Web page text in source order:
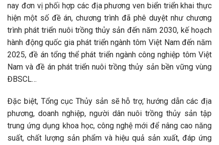
nay đơn vị phối hợp các địa phương ven biển triển khai thực
hiện một số đề án, chương trình đã phê duyệt như chương
trình phát triển nuôi trồng thủy sản đến năm 2030, kế hoạch
hành động quốc gia phát triển ngành tôm Việt Nam đến năm
2025, đề án tổng thể phát triển ngành công nghiệp tôm Việt
Nam và đề án phát triển nuôi trồng thủy sản bền vững vùng
ĐBSCL…
Đặc biệt, Tổng cục Thủy sản sẽ hỗ trợ, hướng dẫn các địa
phương, doanh nghiệp, người dân nuôi trồng thủy sản tập
trung ứng dụng khoa học, công nghệ mới để nâng cao năng
suất, chất lượng sản phẩm và hiệu quả sản xuất, đáp ứng